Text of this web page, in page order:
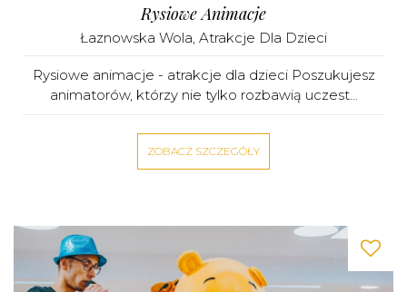
Rysiowe Animacje
Łaznowska Wola Atrakcje Dla Dzieci
Rysiowe animacje - atrakcje dla dzieci Poszukujesz
animatorów, którzy nie tylko rozbawią uczest...
ZOBACZ SZCZEGÓŁY